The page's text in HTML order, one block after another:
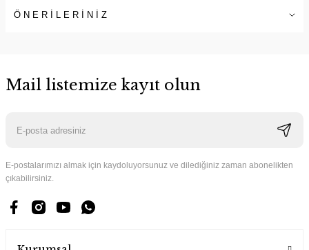
ÖNERİLERİNİZ
Mail listemize kayıt olun
E-postalarımızı almak için kaydoluyorsunuz ve dilediğiniz zaman abonelikten
çıkabilirsiniz.